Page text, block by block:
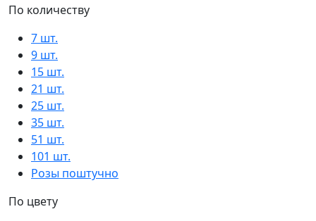
По количеству
7 шт.
9 шт.
15 шт.
21 шт.
25 шт.
35 шт.
51 шт.
101 шт.
Розы поштучно
По цвету